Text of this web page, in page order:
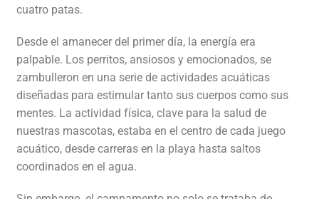
cuatro patas.
Desde el amanecer del primer día, la energía era
palpable. Los perritos, ansiosos y emocionados, se
zambulleron en una serie de actividades acuáticas
diseñadas para estimular tanto sus cuerpos como sus
mentes. La actividad física, clave para la salud de
nuestras mascotas, estaba en el centro de cada juego
acuático, desde carreras en la playa hasta saltos
coordinados en el agua.